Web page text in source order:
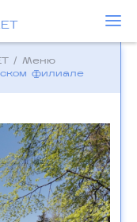
/ Меню
филиале